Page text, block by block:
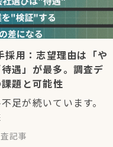
採用：志望理由は「や
遇」が最多。調査デ
題と可能性
足が続いています。
記事